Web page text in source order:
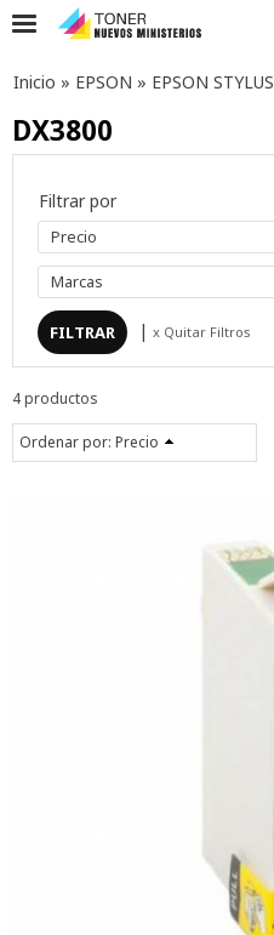
Inicio » EPSON » EPSON STYLUS
DX3800
Filtrar por
Precio
Marcas
| x Quitar Filtros
4 productos
Ordenar por: Precio